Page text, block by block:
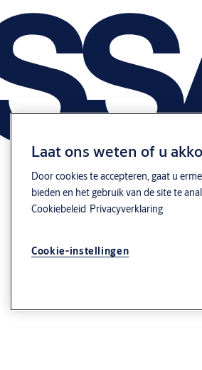
Laat ons weten of u
Door cookies te accepteren, gaat u
bieden en het gebruik van de site te
Cookiebeleid Privacyverklaring
Cookie-instellingen